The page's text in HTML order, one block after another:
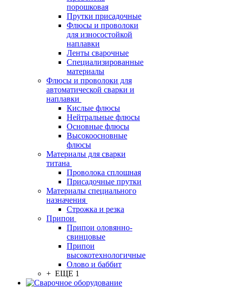
порошковая
Прутки присадочные
Флюсы и проволоки
для износостойкой
наплавки
Ленты сварочные
Специализированные
материалы
Флюсы и проволоки для
автоматической сварки и
наплавки
Кислые флюсы
Нейтральные флюсы
Основные флюсы
Высокоосновные
флюсы
Материалы для сварки
титана
Проволока сплошная
Присадочные прутки
Материалы специального
назначения
Строжка и резка
Припои
Припои оловянно-
свинцовые
Припои
высокотехнологичные
Олово и баббит
+ ЕЩЕ 1